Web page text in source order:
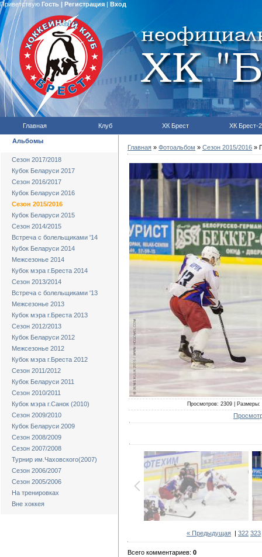
Приветствую Гость | Регистрация| Вход
Главная Клуб ХК Брест ХК Брест-2
Альбомы
Сезон 2017/2018
Кубок Беларуси 2017
Сезон 2016/2017
Кубок Беларуси 2016
Сезон 2015/2016
Кубок Беларуси 2015
Сезон 2014/2015
Встреча с болельщиками '14
Кубок Беларуси 2014
Межсезонье 2014
Кубок мэра г.Бреста 2014
Сезон 2013/2014
Встреча с болельщиками '13
Межсезонье 2013
Кубок мэра г.Бреста 2013
Сезон 2012/2013
Кубок Беларуси 2012
Межсезонье 2012
Кубок мэра г.Бреста 2012
Сезон 2011/2012
Кубок Беларуси 2011
Сезон 2010/2011
Кубок мэра г.Санок (2010)
Сезон 2009/2010
Кубок Беларуси 2009
Сезон 2008/2009
Сезон 2007/2008
Турнир им.Чаховского(2007)
Сезон 2006/2007
Сезон 2005/2006
На тренировках
Вне хоккея
Главная » Фотоальбом » Сезон 2015/2016 »
Просмотров: 2309 |
« Предыдущая | 322 323
Всего комментариев: 0